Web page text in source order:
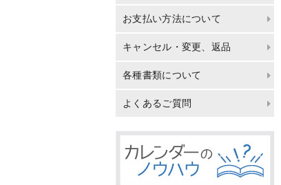
お支払い方法について
キャンセル・変更、返品
各種書類について
よくあるご質問